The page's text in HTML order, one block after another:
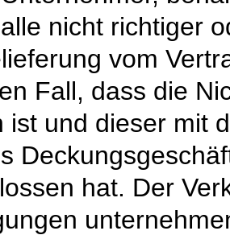
nicht richtiger
vom
Fall, dass die
ist und dieser mit
hat. Der